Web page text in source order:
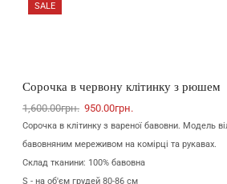
SALE
Сорочка в червону клітинку з рюшем
1,600.00грн. 950.00грн.
Сорочка в клітинку з вареної бавовни. Модель
бавовняним мереживом на комірці та рукавах.
Склад тканини: 100% бавовна
S - на об'єм грудей 80-86 см